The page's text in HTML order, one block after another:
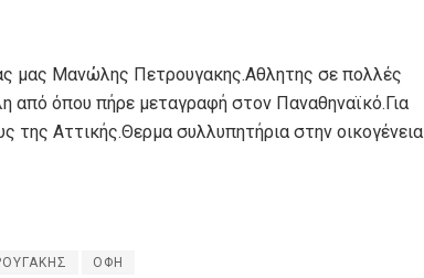
μας Μανώλης Πετρουγακης.Αθλητης σε πολλές
από όπου πήρε μεταγραφή στον Παναθηναϊκό.Για
της Αττικής.Θερμα συλλυπητήρια στην οικογένεια
ΟΦΗ